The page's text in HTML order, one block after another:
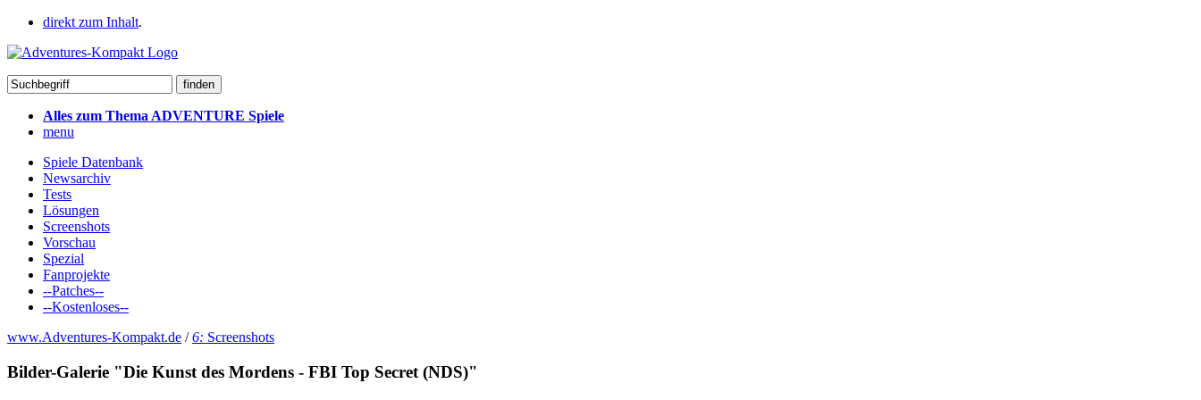
direkt zum Inhalt.
Alles zum Thema ADVENTURE Spiele
menu
Spiele Datenbank
Newsarchiv
Tests
Lösungen
Screenshots
Vorschau
Spezial
Fanprojekte
--Patches--
--Kostenloses--
www.Adventures-Kompakt.de /6: Screenshots
Bilder-Galerie "Die Kunst des Mordens - FBI Top Secret (NDS)"